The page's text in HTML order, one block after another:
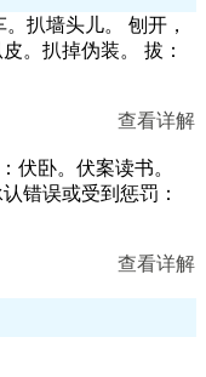
扒墙头儿。 刨开，
。扒掉伪装。 拔：
查看详解
伏卧。伏案读书。
错误或受到惩罚：
查看详解